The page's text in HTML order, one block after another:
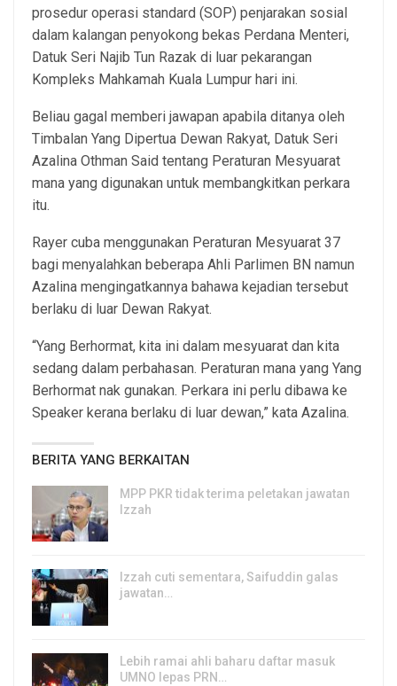
prosedur operasi standard (SOP) penjarakan sosial
dalam kalangan penyokong bekas Perdana Menteri,
Datuk Seri Najib Tun Razak di luar pekarangan
Kompleks Mahkamah Kuala Lumpur hari ini.
Beliau gagal memberi jawapan apabila ditanya oleh
Timbalan Yang Dipertua Dewan Rakyat, Datuk Seri
Azalina Othman Said tentang Peraturan Mesyuarat
mana yang digunakan untuk membangkitkan perkara
itu.
Rayer cuba menggunakan Peraturan Mesyuarat 37
bagi menyalahkan beberapa Ahli Parlimen BN namun
Azalina mengingatkannya bahawa kejadian tersebut
berlaku di luar Dewan Rakyat.
“Yang Berhormat, kita ini dalam mesyuarat dan kita
sedang dalam perbahasan. Peraturan mana yang Yang
Berhormat nak gunakan. Perkara ini perlu dibawa ke
Speaker kerana berlaku di luar dewan,” kata Azalina.
BERITA YANG BERKAITAN
MPP PKR tidak terima peletakan jawatan
Izzah
Izzah cuti sementara, Saifuddin galas
jawatan…
Lebih ramai ahli baharu daftar masuk
UMNO lepas PRN…